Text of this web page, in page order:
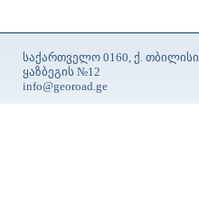
საქართველო 0160, ქ.
ყაზბეგის №12
info@georoad.ge